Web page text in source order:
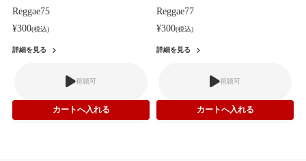
Reggae75
¥300(税込)
詳細を見る
視聴可
Reggae77
¥300(税込)
詳細を見る
視聴可